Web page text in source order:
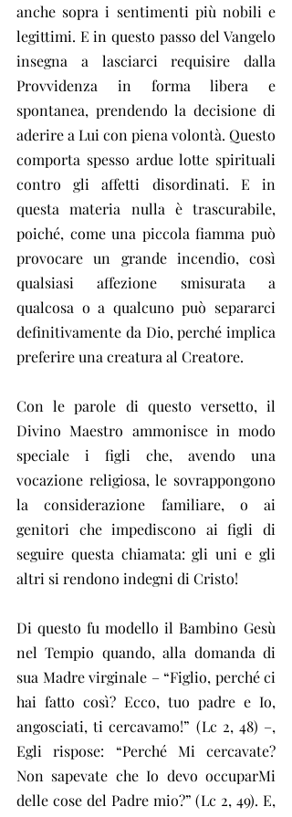
anche sopra i sentimenti più nobili e
legittimi. E in questo passo del Vangelo
insegna a lasciarci requisire dalla
Provvidenza in forma libera e
spontanea, prendendo la decisione di
aderire a Lui con piena volontà. Questo
comporta spesso ardue lotte spirituali
contro gli affetti disordinati. E in
questa materia nulla è trascurabile,
poiché, come una piccola fiamma può
provocare un grande incendio, così
qualsiasi affezione smisurata a
qualcosa o a qualcuno può separarci
definitivamente da Dio, perché implica
preferire una creatura al Creatore.
Con le parole di questo versetto, il
Divino Maestro ammonisce in modo
speciale i figli che, avendo una
vocazione religiosa, le sovrappongono
la considerazione familiare, o ai
genitori che impediscono ai figli di
seguire questa chiamata: gli uni e gli
altri si rendono indegni di Cristo!
Di questo fu modello il Bambino Gesù
nel Tempio quando, alla domanda di
sua Madre virginale – “Figlio, perché ci
hai fatto così? Ecco, tuo padre e Io,
angosciati, ti cercavamo!” (Lc 2, 48) –,
Egli rispose: “Perché Mi cercavate?
Non sapevate che Io devo occuparMi
delle cose del Padre mio?” (Lc 2, 49). E,